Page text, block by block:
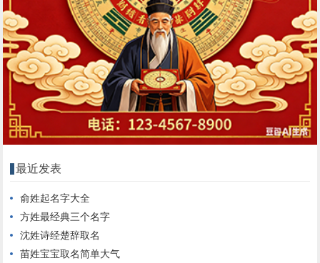
最近发表
俞姓起名字大全
方姓最经典三个名字
沈姓诗经楚辞取名
苗姓宝宝取名简单大气